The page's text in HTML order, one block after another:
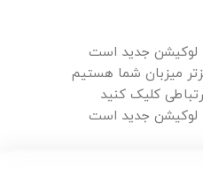
لوکیشن جدید است
میزبان شما هستیم
کلیک کنید
لوکیشن جدید است